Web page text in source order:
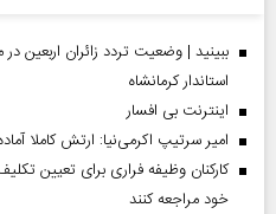
ببینید | وضعیت تردد زائران اربعین
استاندار کرمانشاه
اینترنت بی افسار
امیر سرتیپ اکرمی‌نیا: ارتش کاملا
کارکنان وظیفه فراری برای تعیین
خود مراجعه کنند